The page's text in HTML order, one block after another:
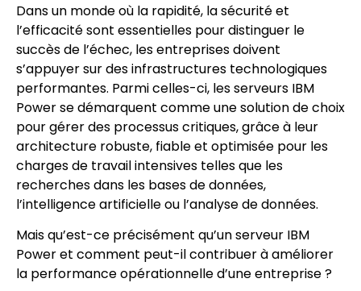
Dans un monde où la rapidité, la sécurité et
l’efficacité sont essentielles pour distinguer le
succès de l’échec, les entreprises doivent
s’appuyer sur des infrastructures technologiques
performantes. Parmi celles-ci, les serveurs IBM
Power se démarquent comme une solution de choix
pour gérer des processus critiques, grâce à leur
architecture robuste, fiable et optimisée pour les
charges de travail intensives telles que les
recherches dans les bases de données,
l’intelligence artificielle ou l’analyse de données.
Mais qu’est-ce précisément qu’un serveur IBM
Power et comment peut-il contribuer à améliorer
la performance opérationnelle d’une entreprise ?